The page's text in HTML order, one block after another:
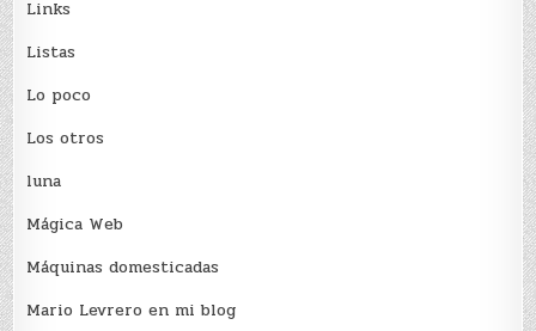
Links
Listas
Lo poco
Los otros
luna
Mágica Web
Máquinas domesticadas
Mario Levrero en mi blog